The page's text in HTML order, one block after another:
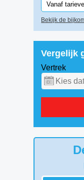
Vanaf
Bekijk de
Vergelijk
Vertrek